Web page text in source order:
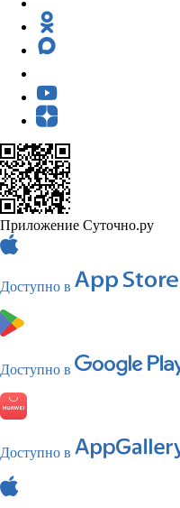
Приложение Суточно.ру
Доступно в
Доступно в
Доступно в